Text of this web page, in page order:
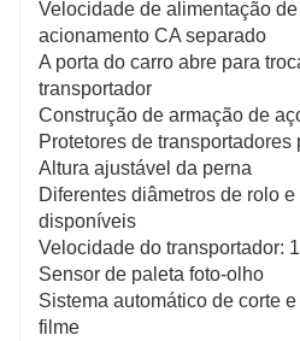
Velocidade de alimentação
acionamento CA separado
A porta do carro abre para
transportador
Construção de armação de
Protetores de transportadores
Altura ajustável da perna
Diferentes diâmetros de rolo
disponíveis
Velocidade do transportador:
Sensor de paleta foto-olho
Sistema automático de corte
filme